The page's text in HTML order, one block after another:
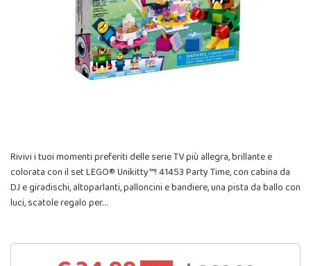
Rivivi i tuoi momenti preferiti delle serie TV più allegra, brillante e
colorata con il set LEGO® Unikitty™! 41453 Party Time, con cabina da
DJ e giradischi, altoparlanti, palloncini e bandiere, una pista da ballo con
luci, scatole regalo per…